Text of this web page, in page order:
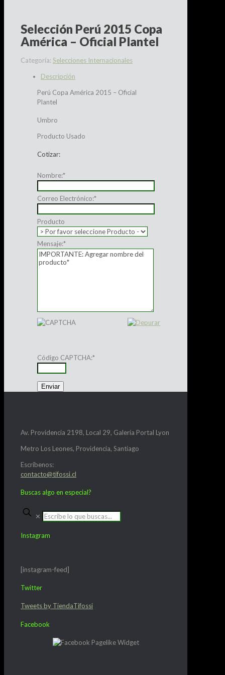
Selección Perú 2015 Copa
América – Oficial Plantel
Categoría: Selecciones Internacionales
Descripción
Perú Copa América 2015 – Oficial
Plantel
Umbro
Producto Usado
Cotizar:
Nombre:*
Correo Electrónico:*
Producto
Mensaje:*
Código CAPTCHA:*
Av. Providencia 2198, Local 29, Galería Portal Lyon
Metro Los Leones, Providencia, Santiago
Escríbenos:
contacto@tifossi.cl
Buscas algo en especial?
✕
Instagram
[instagram-feed]
Twitter
Tweets by TiendaTifossi
Facebook